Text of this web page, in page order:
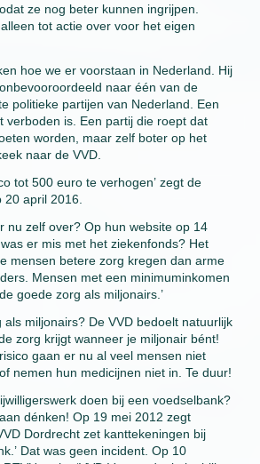
ze nog beter kunnen ingrijpen.
tot actie over voor het eigen
hoe we er voorstaan in Nederland. Hij
naar één van de
politieke partijen van Nederland. Een
verboden is. Een partij die roept dat
worden, maar zelf boter op het
naar de VVD.
tot 500 euro te verhogen’ zegt de
april 2016.
nu zelf over? Op hun website op 14
er mis met het ziekenfonds? Het
mensen betere zorg kregen dan arme
Mensen met een minimuminkomen
goede zorg als miljonairs.’
als miljonairs? De VVD bedoelt natuurlijk
zorg krijgt wanneer je miljonair bént!
gaan er nu al veel mensen niet
nemen hun medicijnen niet in. Te duur!
doen bij een voedselbank?
dénken! Op 19 mei 2012 zegt
Dordrecht zet kanttekeningen bij
Dat was geen incident. Op 10